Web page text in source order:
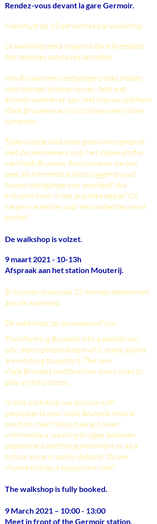
Rendez-vous devant la gare Germoir.
Maximum de 15 personnes par walkshop.
Le walkshop sera organisé dans le respect
des mesures sanitaires actuelles.
Van Brussel een voetgangers-stad maken:
veel mensen dromen ervan, heel wat
actoren werken er aan. Het nieuwe platform
Walk.Brussels kan in dit proces veel rollen
opnemen.
Tijdens deze walkshop gaan we in gesprek
met de deelnemers over het ideale profiel
van Walk.Brussels. Positioneren we ons
best als intermediai die bruggen bouwt
tussen voetgangers en overheid? Als
kritische stem in het publieke debat? Of
kiezen we eerder voor een ondersteunend
profiel?
De walkshop is volzet.
9 maart 2021 - 10-13h
Afspraak aan het station Mouterij.
Er kunnen maximaal 15 mensen deelnemen
aan de walkshop.
De walkshop zal coronaproof zijn.
Transforming Brussels into a pedestrian
city: many people dream of it; many actors
are working towards it. The new
Walk.Brussels platform has many roles to
play in this process.
In this walkshop, we discuss with
participants how Walk.Brussels should
position itself. Should we act as an
intermediary, creating bridges between
pedestrians and the government or as a
critical voice in public debate? Do we
choose to play a supportive role?
The walkshop is fully booked.
9 March 2021 – 10:00 - 13:00
Meet in front of the Germoir station.